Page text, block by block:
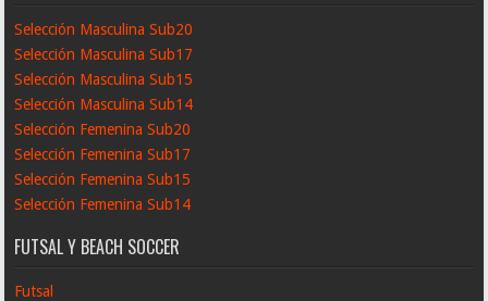
Selección Masculina Sub20
Selección Masculina Sub17
Selección Masculina Sub15
Selección Masculina Sub14
Selección Femenina Sub20
Selección Femenina Sub17
Selección Femenina Sub15
Selección Femenina Sub14
FUTSAL Y BEACH SOCCER
Futsal